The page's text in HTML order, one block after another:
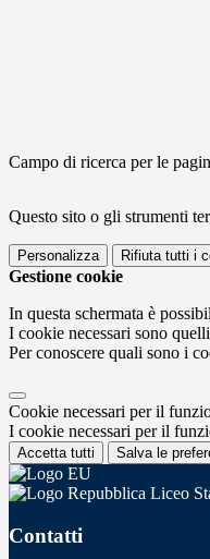
Campo di ricerca per le
Questo sito o gli strumenti
Personalizza Rifiuta tutti i
Gestione cookie
In questa schermata è
I cookie necessari sono
Per conoscere quali sono i
Cookie necessari per il
I cookie necessari per il
Accetta tutti Salva le
Liceo
Contatti